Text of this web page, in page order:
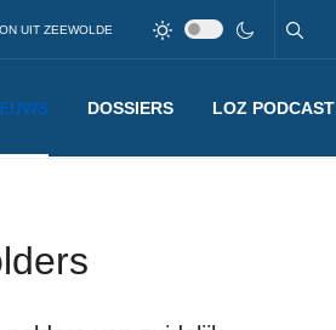
UIT ZEEWOLDE
DOSSIERS LOZ PODCAST